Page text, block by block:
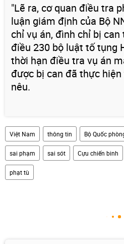
"Lẽ ra, cơ quan điều tra
luận giám định của Bộ
chỉ vụ án, đình chỉ bị
điều 230 bộ luật tố tụng
thời hạn điều tra vụ án
được bị can đã thực
nêu.
Việt Nam thông tin Bộ Quốc
sai phạm sai sót Cựu chiến binh
phạt tù